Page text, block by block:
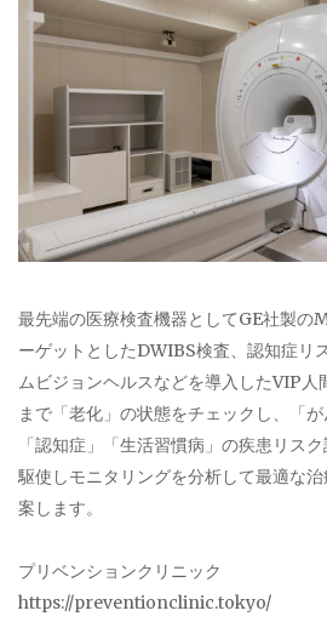
最先端の医療検査機器としてGE社製の
ーゲットとしたDWIBS検査、認知症リ
ムビジョンヘルスなどを導入したVIP人
まで「老化」の状態をチェックし、「が
「認知症」「生活習慣病」の疾患リス
駆使しモニタリングを分析して最適な
案します。
プリベンションクリニック
https://preventionclinic.tokyo/